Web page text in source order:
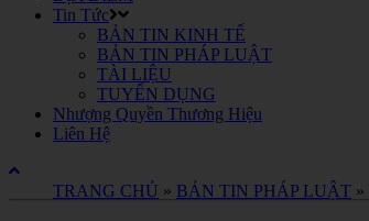
Tin Tức
BẢN TIN KINH TẾ
BẢN TIN PHÁP LUẬT
TÀI LIỆU
TUYỂN DỤNG
Nhượng Quyền Thương Hiệu
Liên Hệ
TRANG CHỦ » BẢN TIN PHÁP LUẬT »